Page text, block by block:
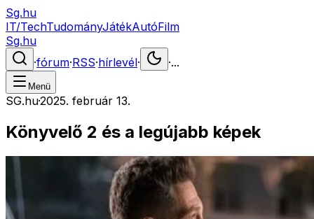
Sg.hu
IT/TechTudományJátékAutóFilm
Sg.hu
·fórum·RSS·hírlevél· ·...
Menü
SG.hu·2025. február 13.
Könyvelő 2 és a legújabb képek